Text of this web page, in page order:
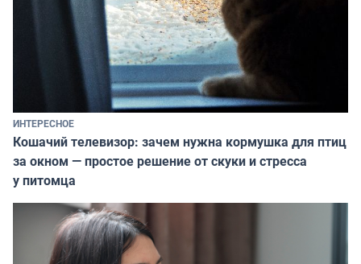
ИНТЕРЕСНОЕ
Кошачий телевизор: зачем нужна кормушка для птиц
за окном — простое решение от скуки и стресса
у питомца